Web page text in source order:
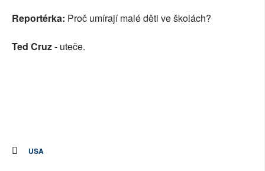
Reportérka: Proč umírají malé děti ve školách?
Ted Cruz- uteče.
USA